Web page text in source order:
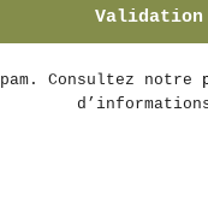
Consultez notre